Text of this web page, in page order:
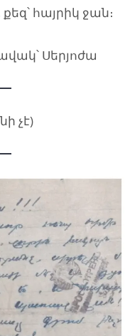
հայրիկ ջան։
Սերյոժա
չէ)